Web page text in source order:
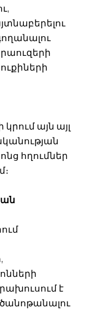
այն այլ
հղումներ
է
ծանոթանալու